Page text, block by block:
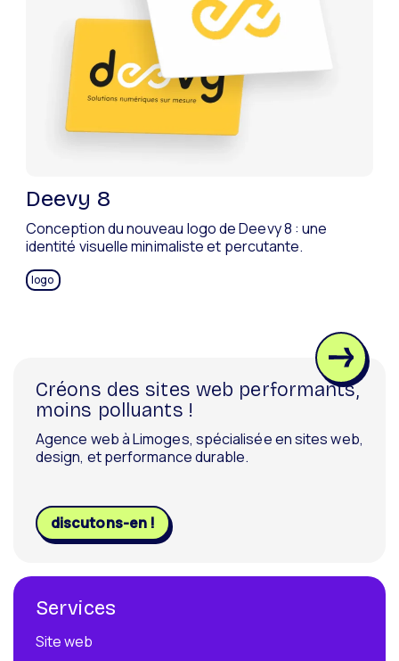
Deevy 8
Conception du nouveau logo de Deevy 8 : une
identité visuelle minimaliste et percutante.
logo
Créons des sites web performants,
moins polluants !
Agence web à Limoges, spécialisée en sites web,
design, et performance durable.
discutons-en !
Services
Site web